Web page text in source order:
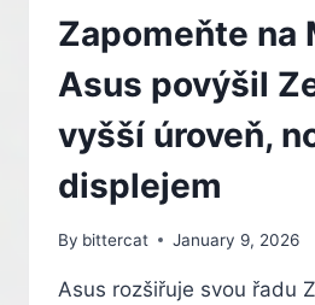
Zapomeňte na
Asus povýšil
vyšší úroveň,
displejem
By bittercat January 9, 2026
Asus rozšiřuje svou řadu